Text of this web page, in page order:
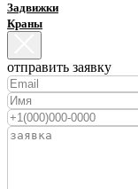
Задвижки
Краны
отправить заявку